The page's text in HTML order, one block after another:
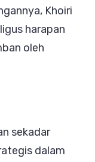
Khoiri
harapan
oleh
sekadar
dalam